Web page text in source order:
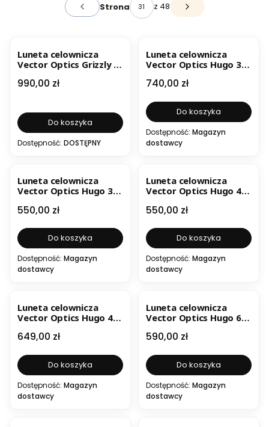
Poprzednie produkty
Strona z 48 Następne produkty
Luneta celownicza
Vector Optics Grizzly 3-
SCOL-67
Cena
990,00 zł
Do koszyka
Dostępność: DOSTĘPNY
Luneta celownicza
Vector Optics Hugo 3-
Cena
740,00 zł
Do koszyka
Dostępność: Magazyn
dostawcy
Luneta celownicza
Vector Optics Hugo 3-
Cena
550,00 zł
Do koszyka
Dostępność: Magazyn
dostawcy
Luneta celownicza
Vector Optics Hugo 4-
Cena
550,00 zł
Do koszyka
Dostępność: Magazyn
dostawcy
Luneta celownicza
Vector Optics Hugo 4-
Cena
649,00 zł
Do koszyka
Dostępność: Magazyn
dostawcy
Luneta celownicza
Vector Optics Hugo 6-
Cena
590,00 zł
Do koszyka
Dostępność: Magazyn
dostawcy